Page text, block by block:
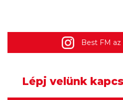
2026.08.07. 08:00
Jön az utolsó
Best FM
Lépj velünk